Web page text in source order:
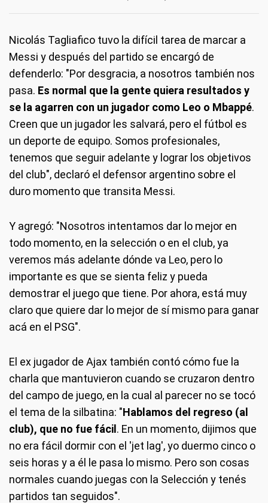
Nicolás Tagliafico tuvo la difícil tarea de marcar a
Messi y después del partido se encargó de
defenderlo: "Por desgracia, a nosotros también nos
pasa. Es normal que la gente quiera resultados y
se la agarren con un jugador como Leo o Mbappé.
Creen que un jugador les salvará, pero el fútbol es
un deporte de equipo. Somos profesionales,
tenemos que seguir adelante y lograr los objetivos
del club", declaró el defensor argentino sobre el
duro momento que transita Messi.
Y agregó: "Nosotros intentamos dar lo mejor en
todo momento, en la selección o en el club, ya
veremos más adelante dónde va Leo, pero lo
importante es que se sienta feliz y pueda
demostrar el juego que tiene. Por ahora, está muy
claro que quiere dar lo mejor de sí mismo para ganar
acá en el PSG".
El ex jugador de Ajax también contó cómo fue la
charla que mantuvieron cuando se cruzaron dentro
del campo de juego, en la cual al parecer no se tocó
el tema de la silbatina: "Hablamos del regreso (al
club), que no fue fácil . En un momento, dijimos que
no era fácil dormir con el 'jet lag', yo duermo cinco o
seis horas y a él le pasa lo mismo. Pero son cosas
normales cuando juegas con la Selección y tenés
partidos tan seguidos".